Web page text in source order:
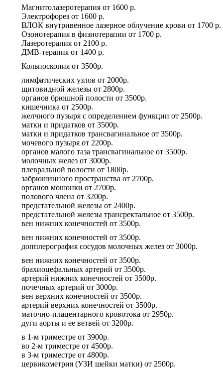
Магнитолазеротерапия от 1600 р.
Электрофорез от 1600 р.
ВЛОК внутривенное лазерное облучение крови от 1700 р.
Озонотерапия в физиотерапии от 1700 р.
Лазеротерапия от 2100 р.
ДМВ-терапия от 1400 р.
Кольпоскопия от 3500р.
лимфатических узлов от 2000р.
щитовидной железы от 2800р.
органов брюшной полости от 3500р.
кишечника от 2500р.
желчного пузыря с определением функции от 2500р.
матки и придатков от 3500р.
матки и придатков трансвагинальное от 3500р.
мочевого пузыря от 2200р.
органов малого таза трансвагинальное от 3500р.
молочных желез от 3000р.
плевральной полости от 1800р.
забрюшинного пространства от 2700р.
органов мошонки от 2700р.
полового члена от 3200р.
предстательной железы от 2400р.
предстательной железы трансректальное от 3500р.
вен нижних конечностей от 3500р.
вен нижних конечностей от 3500р.
допплерография сосудов молочных желез от 3000р.
вен нижних конечностей от 3500р.
брахиоцефальных артерий от 3500р.
артерий нижних конечностей от 3500р.
почечных артерий от 3000р.
вен верхних конечностей от 3500р.
артерий верхних конечностей от 3500р.
маточно-плацентарного кровотока от 2950р.
дуги аорты и ее ветвей от 3200р.
в 1-м триместре от 3900р.
во 2-м триместре от 4500р.
в 3-м триместре от 4800р.
цервикометрия (УЗИ шейки матки) от 2500р.